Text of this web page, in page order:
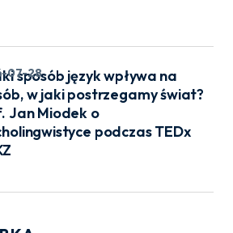
sposób język wpływa na
w jaki postrzegamy świat?
Jan Miodek o
podczas TEDx
07-28